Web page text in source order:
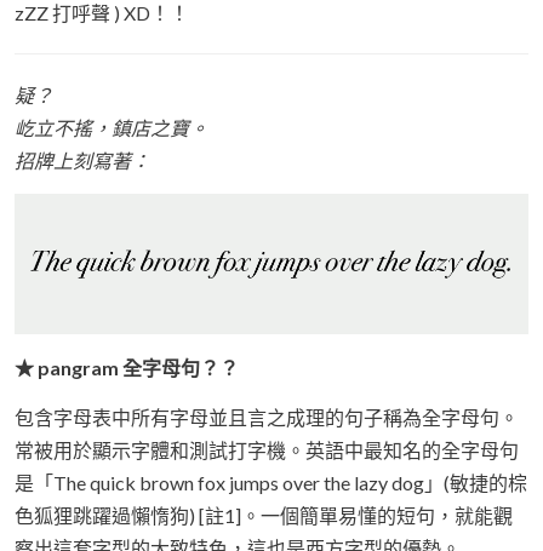
zZZ 打呼聲 ) XD！！
疑？
屹立不搖，鎮店之寶。
招牌上刻寫著：
★ pangram 全字母句？？
包含字母表中所有字母並且言之成理的句子稱為全字母句。
常被用於顯示字體和測試打字機。英語中最知名的全字母句
是「The quick brown fox jumps over the lazy dog」(敏捷的棕
色狐狸跳躍過懶惰狗) [註1]。一個簡單易懂的短句，就能觀